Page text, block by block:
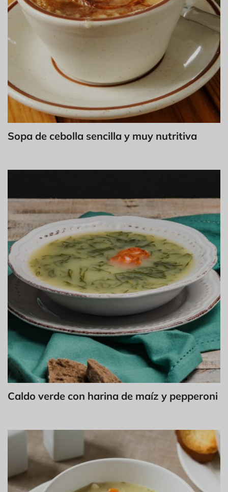
Sopa de cebolla sencilla y muy nutritiva
Caldo verde con harina de maíz y pepperoni